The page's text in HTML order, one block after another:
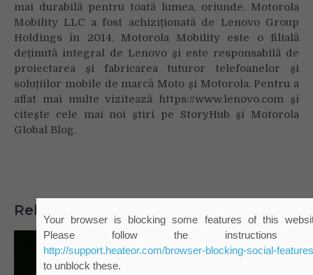
mai durabilă pentru toată lumea, oriunde. Motorola
Mobility LLC a fost achiziționată de Lenovo Group
Holdings în 2014. Motorola Mobility este o filială
deținută integral de Lenovo și este responsabilă de
proiectarea și fabricarea tuturor telefoanelor și
soluțiilor mobile de marcă Moto și Motorola. Pentru a
aflat mai multe vizitează https://www.lenovo.com și
citește cele mai noi știri pe StoryHub și Motorola
Global Blog.
Related Posts
Your browser is blocking some features of this
Please follow the instructions
http://support.heateor.com/browser-blocking-social-
to unblock these.